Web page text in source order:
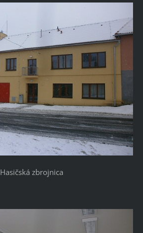
Hasičská zbrojnica